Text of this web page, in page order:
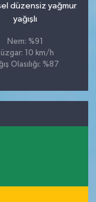
düzensiz yağmur
yağışlı
Nem: %91
10 km/h
Olasılığı: %87